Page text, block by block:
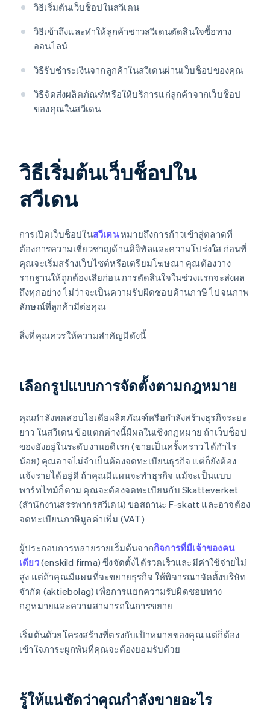
วิธีเริ่มต้นเว็บช็อปในสวีเดน
วิธีเข้าถึงและทำให้ลูกค้าชาวสวีเดนตัดสินใจซื้อทาง
ออนไลน์
วิธีรับชำระเงินจากลูกค้าในสวีเดนผ่านเว็บช็อปของคุณ
วิธีจัดส่งผลิตภัณฑ์หรือให้บริการแก่ลูกค้าจากเว็บช็อป
ของคุณในสวีเดน
วิธีเริ่มต้นเว็บช็อปใน
สวีเดน
การเปิดเว็บช็อปในสวีเดนหมายถึงการก้าวเข้าสู่ตลาดที่
ต้องการความเชี่ยวชาญด้านดิจิทัลและความโปร่งใส ก่อนที่
คุณจะเริ่มสร้างเว็บไซต์หรือเตรียมโฆษณา คุณต้องวาง
รากฐานให้ถูกต้องเสียก่อน การตัดสินใจในช่วงแรกจะส่งผล
ถึงทุกอย่าง ไม่ว่าจะเป็นความรับผิดชอบด้านภาษี ไปจนภาพ
ลักษณ์ที่ลูกค้ามีต่อคุณ
สิ่งที่คุณควรให้ความสำคัญมีดังนี้
เลือกรูปแบบการจัดตั้งตามกฎหมาย
คุณกำลังทดสอบไอเดียผลิตภัณฑ์หรือกำลังสร้างธุรกิจระยะ
ยาว ในสวีเดน ข้อแตกต่างนี้มีผลในเชิงกฎหมาย ถ้าเว็บช็อป
ของยังอยู่ในระดับงานอดิเรก (ขายเป็นครั้งคราว ได้กำไร
น้อย) คุณอาจไม่จำเป็นต้องจดทะเบียนธุรกิจ แต่ก็ยังต้อง
แจ้งรายได้อยู่ดี ถ้าคุณมีแผนจะทำธุรกิจ แม้จะเป็นแบบ
พาร์ทไทม์ก็ตาม คุณจะต้องจดทะเบียนกับ Skatteverket
(สำนักงานสรรพากรสวีเดน) ขอสถานะ F-skatt และอาจต้อง
จดทะเบียนภาษีมูลค่าเพิ่ม (VAT)
ผู้ประกอบการหลายรายเริ่มต้นจากกิจการที่มีเจ้าของคน
เดียว(enskild firma) ซึ่งจัดตั้งได้รวดเร็วและมีค่าใช้จ่ายไม่
สูง แต่ถ้าคุณมีแผนที่จะขยายธุรกิจ ให้พิจารณาจัดตั้งบริษัท
จำกัด (aktiebolag) เพื่อการแยกความรับผิดชอบทาง
กฎหมายและความสามารถในการขยาย
เริ่มต้นด้วยโครงสร้างที่ตรงกับเป้าหมายของคุณ แต่ก็ต้อง
เข้าใจภาระผูกพันที่คุณจะต้องยอมรับด้วย
รู้ให้แน่ชัดว่าคุณกำลังขายอะไร